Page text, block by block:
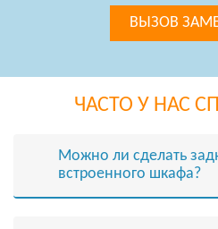
ВЫЗОВ
ЧАСТО У НАС
Можно ли сделать
встроенного шкафа?